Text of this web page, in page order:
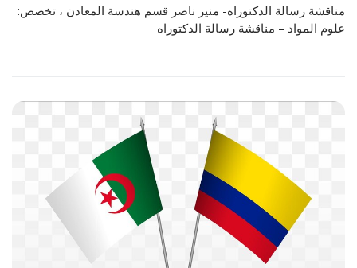
مناقشة رسالة الدكتوراه- منير ناصر قسم هندسة المعادن ، تخصص:
علوم المواد – مناقشة رسالة الدكتوراه